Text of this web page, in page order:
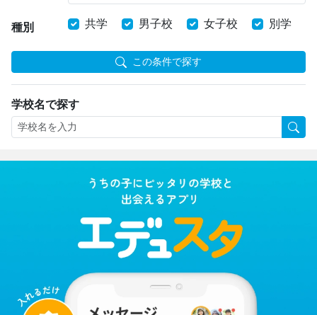
種別 共学 男子校 女子校 別学
この条件で探す
学校名で探す